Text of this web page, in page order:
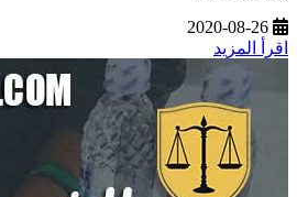
2020-08-26
اقرأ المزيد